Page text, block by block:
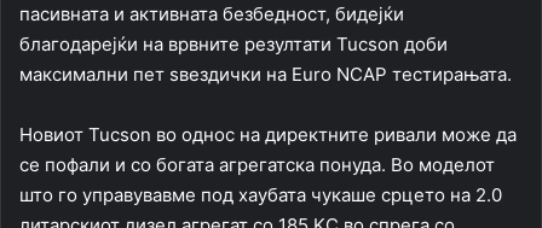
пасивната и активната безбедност, бидејќи
благодарејќи на врвните резултати Tucson доби
максимални пет ѕвездички на Euro NCAP тестирањата.
Новиот Tucson во однос на директните ривали може да
се пофали и со богата агрегатска понуда. Во моделот
што го управувавме под хаубата чукаше срцето на 2.0